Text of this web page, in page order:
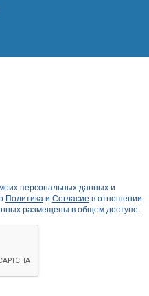
персональных данных и
Политика и Согласие в отношении
размещены в общем доступе.